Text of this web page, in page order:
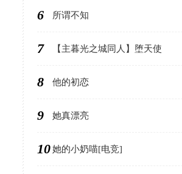
6 所谓不知
7 【主暮光之城同人】堕天使
8 他的初恋
9 她真漂亮
10她的小奶喵[电竞]